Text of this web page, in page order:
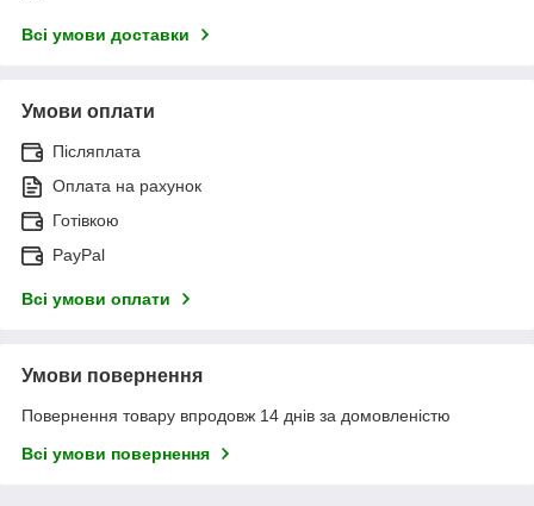
Всі умови доставки
Умови оплати
Післяплата
Оплата на рахунок
Готівкою
PayPal
Всі умови оплати
Умови повернення
Повернення товару впродовж 14 днів за домовленістю
Всі умови повернення